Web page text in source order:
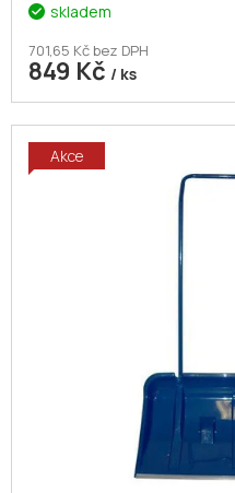
skladem
701,65 Kč bez DPH
849 Kč / ks
Akce